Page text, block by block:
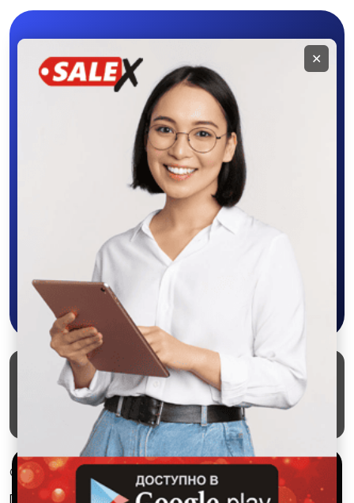
Мобильное
приложение
Скачайте приложение в Google Play –
крутите колесо фортуны, выигрывайте
бонусы, удобно ищите и размещайте
объявления - все это в нашем мобильном
приложении SALEX!
Скачать в Google Play
Маркеты Блог
О проекте
Служба поддержки
Удаление аккаунта
Партнерка
© 2026 SALEX МАРКЕТ
Правила сервиса
Конфиденциальность
Используем куки и рекомендательные
технологии
✕